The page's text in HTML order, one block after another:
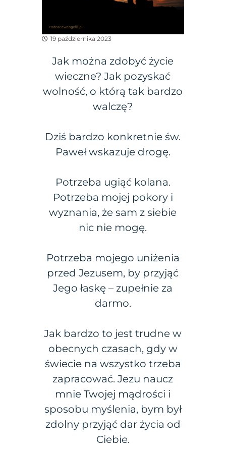
19 października 2023
Jak można zdobyć życie
wieczne? Jak pozyskać
wolność, o którą tak bardzo
walczę?
Dziś bardzo konkretnie św.
Paweł wskazuje drogę.
Potrzeba ugiąć kolana.
Potrzeba mojej pokory i
wyznania, że sam z siebie
nic nie mogę.
Potrzeba mojego uniżenia
przed Jezusem, by przyjąć
Jego łaskę – zupełnie za
darmo.
Jak bardzo to jest trudne w
obecnych czasach, gdy w
świecie na wszystko trzeba
zapracować. Jezu naucz
mnie Twojej mądrości i
sposobu myślenia, bym był
zdolny przyjąć dar życia od
Ciebie.